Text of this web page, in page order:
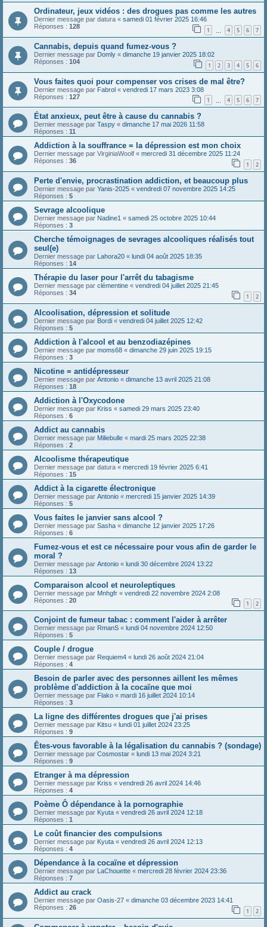
Ordinateur, jeux vidéos : des drogues pas comme les autres
Dernier message par datura « samedi 01 février 2025 16:46
Réponses : 128 1 4 5 6 7
Cannabis, depuis quand fumez-vous ?
Dernier message par Domly « dimanche 19 janvier 2025 18:02
Réponses : 104 1 2 3 4 5 6
Vous faites quoi pour compenser vos crises de mal être?
Dernier message par Fabrol « vendredi 17 mars 2023 3:08
Réponses : 127 1 4 5 6 7
État anxieux, peut être à cause du cannabis ?
Dernier message par Taspy « dimanche 17 mai 2026 11:58
Réponses : 11
Addiction à la souffrance = la dépression est mon choix
Dernier message par VirginiaWoolf « mercredi 31 décembre 2025 11:24
Réponses : 36 1 2
Perte d'envie, procrastination addiction, et beaucoup plus
Dernier message par Yanis-2025 « vendredi 07 novembre 2025 14:25
Réponses : 5
Sevrage alcoolique
Dernier message par Nadine1 « samedi 25 octobre 2025 10:44
Réponses : 3
Cherche témoignages de sevrages alcooliques réalisés tout
seul(e)
Dernier message par Lahora20 « lundi 04 août 2025 18:35
Réponses : 14
Thérapie du laser pour l'arrêt du tabagisme
Dernier message par clémentine « vendredi 04 juillet 2025 21:45
Réponses : 34 1 2
Alcoolisation, dépression et solitude
Dernier message par Bordi « vendredi 04 juillet 2025 12:42
Réponses : 5
Addiction à l'alcool et au benzodiazépines
Dernier message par moms68 « dimanche 29 juin 2025 19:15
Réponses : 3
Nicotine = antidépresseur
Dernier message par Antonio « dimanche 13 avril 2025 21:08
Réponses : 18
Addiction à l'Oxycodone
Dernier message par Kriss « samedi 29 mars 2025 23:40
Réponses : 6
Addict au cannabis
Dernier message par Miliebulle « mardi 25 mars 2025 22:38
Réponses : 2
Alcoolisme thérapeutique
Dernier message par datura « mercredi 19 février 2025 6:41
Réponses : 15
Addict à la cigarette électronique
Dernier message par Antonio « mercredi 15 janvier 2025 14:39
Réponses : 5
Vous faites le janvier sans alcool ?
Dernier message par Sasha « dimanche 12 janvier 2025 17:26
Réponses : 6
Fumez-vous et est ce nécessaire pour vous afin de garder le
moral ?
Dernier message par Antonio « lundi 30 décembre 2024 13:22
Réponses : 13
Comparaison alcool et neuroleptiques
Dernier message par Mnhgfr « vendredi 22 novembre 2024 2:08
Réponses : 20 1 2
Conjoint de fumeur tabac : comment l'aider à arrêter
Dernier message par RmanS « lundi 04 novembre 2024 12:50
Réponses : 5
Couple / drogue
Dernier message par Requiem4 « lundi 26 août 2024 21:04
Réponses : 4
Besoin de parler avec des personnes aillent les mêmes
problème d'addiction à la cocaïne que moi
Dernier message par Flako « mardi 16 juillet 2024 10:14
Réponses : 3
La ligne des différentes drogues que j'ai prises
Dernier message par Kitsu « lundi 01 juillet 2024 23:25
Réponses : 9
Êtes-vous favorable à la légalisation du cannabis ? (sondage)
Dernier message par Cosmostar « lundi 13 mai 2024 3:21
Réponses : 9
Etranger à ma dépression
Dernier message par Kriss « vendredi 26 avril 2024 14:46
Réponses : 4
Poème Ô dépendance à la pornographie
Dernier message par Kyuta « vendredi 26 avril 2024 12:18
Réponses : 1
Le coût financier des compulsions
Dernier message par Kyuta « vendredi 26 avril 2024 12:13
Réponses : 4
Dépendance à la cocaïne et dépression
Dernier message par LaChouette « mercredi 28 février 2024 23:36
Réponses : 7
Addict au crack
Dernier message par Oasis-27 « dimanche 03 décembre 2023 14:41
Réponses : 26 1 2